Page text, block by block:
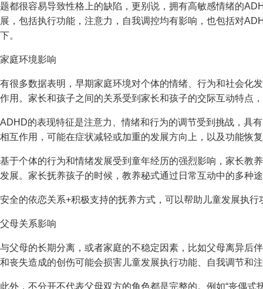
题都很容易导致性格上的缺陷，更别说，拥有高敏感情绪的
展，包括执行功能，注意力，自我调控均有影响，也包括对
下。
家庭环境影响
有很多数据表明，早期家庭环境对个体的情绪、行为和社会化
作用。家长和孩子之间的关系受到家长和孩子的交际互动特点
ADHD的表现特征是注意力、情绪和行为的调节受到挑战，具
相互作用，可能在症状减轻或加重的发展方向上，以及功能恢
基于个体的行为和情绪发展受到童年经历的强烈影响，家长教
发展。家长抚养孩子的时候，教养秘式通过日常互动中的多种
安全的依恋关系+积极支持的抚养方式，可以帮助儿童发展执
父母关系影响
与父母的长期分离，或者家庭的不稳定因素，比如父母离异后
和丧失造成的创伤可能会损害儿童发展执行功能、自我调节和
此外，不分开不代表父母双方的角色都是完整的。例如“丧偶式